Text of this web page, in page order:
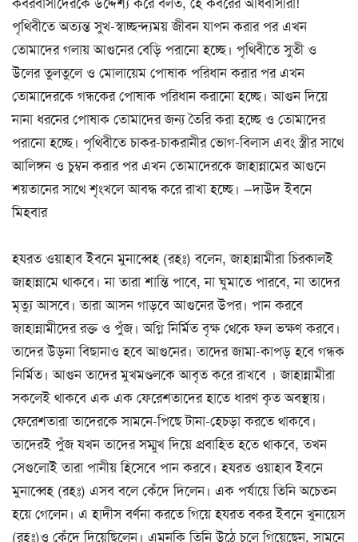
পৃথিবীতে অত্যন্ত সুখ-স্বাচ্ছন্দ্যময় জীবন যাপন করার পর এখন
তোমাদের গলায় আগুনের বেড়ি পরানো হচ্ছে। পৃথিবীতে সুতী ও
উলের তুলতুলে ও মোলায়েম পোষাক পরিধান করার পর এখন
তোমাদেরকে গন্ধকের পোষাক পরিধান করানো হচ্ছে। আগুন দিয়ে
নানা ধরনের পোষাক তোমাদের জন্য তৈরি করা হচ্ছে ও তোমাদের
পরানো হচ্ছে। পৃথিবীতে চাকর-চাকরানীর ভোগ-বিলাস এবং স্ত্রীর সাথে
আলিঙ্গন ও চুম্বন করার পর এখন তোমাদেরকে জাহান্নামের আগুনে
শয়তানের সাথে শৃংখলে আবদ্ধ করে রাখা হচ্ছে। —দাউদ ইবনে
মিহবার
হযরত ওয়াহাব ইবনে মুনাব্বেহ (রহঃ) বলেন, জাহান্নামীরা চিরকালই
জাহান্নামে থাকবে। না তারা শান্তি পাবে, না ঘুমাতে পারবে, না তাদের
মৃত্যু আসবে। তারা আসন গাড়বে আগুনের উপর। পান করবে
জাহান্নামীদের রক্ত ও পুঁজ। অগ্নি নির্মিত বৃক্ষ থেকে ফল ভক্ষণ করবে।
তাদের উড়না বিছানাও হবে আগুনের। তাদের জামা-কাপড় হবে গন্ধক
নির্মিত। আগুন তাদের মুখমণ্ডলকে আবৃত করে রাখবে । জাহান্নামীরা
সকলেই থাকবে এক এক ফেরেশতাদের হাতে ধারণ কৃত অবস্থায়।
ফেরেশতারা তাদেরকে সামনে-পিছে টানা-হেচড়া করতে থাকবে।
তাদেরই পুঁজ যখন তাদের সম্মুখ দিয়ে প্রবাহিত হতে থাকবে, তখন
সেগুলোই তারা পানীয় হিসেবে পান করবে। হযরত ওয়াহাব ইবনে
মুনাব্বেহ (রহঃ) এসব বলে কেঁদে দিলেন। এক পর্যায়ে তিনি অচেতন
হয়ে গেলেন। এ হাদীস বর্ণনা করতে গিয়ে হযরত বকর ইবনে খুনায়েস
(রহঃ)ও কেঁদে দিয়েছিলেন। এমনকি তিনি উঠে চলে গিয়েছেন, সামনে